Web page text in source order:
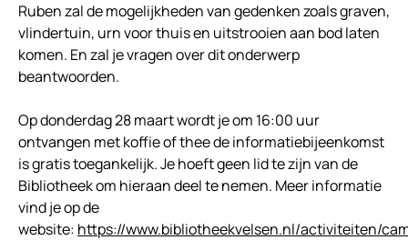
Ruben zal de mogelijkheden van gedenken zoals graven,
vlindertuin, urn voor thuis en uitstrooien aan bod laten
komen. En zal je vragen over dit onderwerp
beantwoorden.
Op donderdag 28 maart wordt je om 16:00 uur
ontvangen met koffie of thee de informatiebijeenkomst
is gratis toegankelijk. Je hoeft geen lid te zijn van de
Bibliotheek om hieraan deel te nemen. Meer informatie
vind je op de
website: https://www.bibliotheekvelsen.nl/activiteiten/